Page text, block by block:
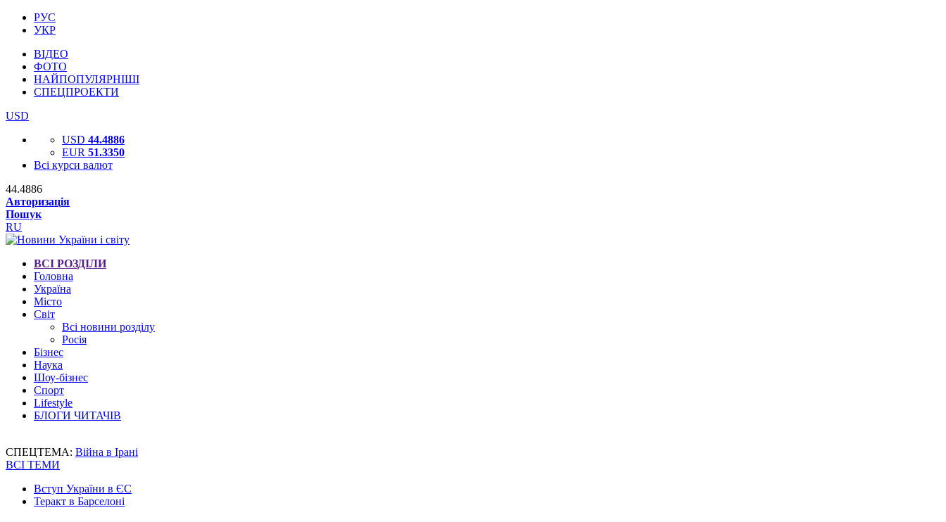
РУС
УКР
ВІДЕО
ФОТО
НАЙПОПУЛЯРНІШІ
СПЕЦПРОЕКТИ
USD
USD 44.4886
EUR 51.3350
Всі курси валют
44.4886
Авторизація
Пошук
RU
ВСІ РОЗДІЛИ
Головна
Україна
Місто
Світ
Всі новини розділу
Росія
Бізнес
Наука
Шоу-бізнес
Спорт
Lifestyle
БЛОГИ ЧИТАЧІВ
СПЕЦТЕМА: Війна в Ірані
ВСІ ТЕМИ
Вступ України в ЄС
Теракт в Барселоні